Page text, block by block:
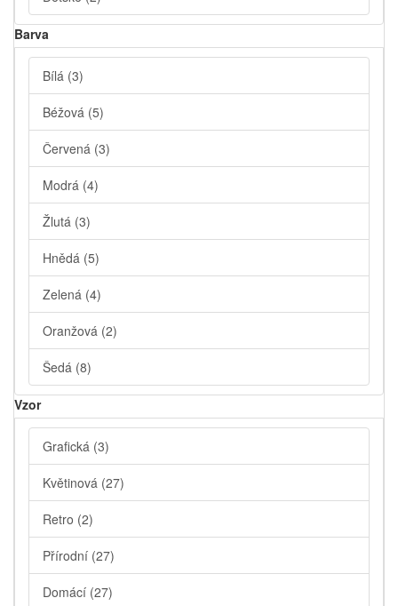
Barva
Bílá (3)
Béžová (5)
Červená (3)
Modrá (4)
Žlutá (3)
Hnědá (5)
Zelená (4)
Oranžová (2)
Šedá (8)
Vzor
Grafická (3)
Květinová (27)
Retro (2)
Přírodní (27)
Domácí (27)